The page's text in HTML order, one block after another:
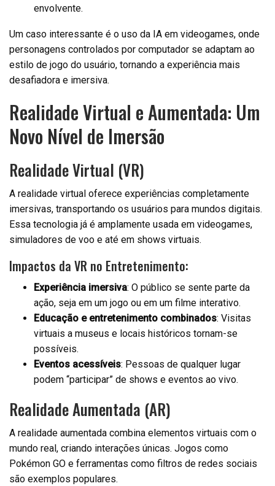
envolvente.
Um caso interessante é o uso da IA em videogames, onde
personagens controlados por computador se adaptam ao
estilo de jogo do usuário, tornando a experiência mais
desafiadora e imersiva.
Realidade Virtual e Aumentada: Um
Novo Nível de Imersão
Realidade Virtual (VR)
A realidade virtual oferece experiências completamente
imersivas, transportando os usuários para mundos digitais.
Essa tecnologia já é amplamente usada em videogames,
simuladores de voo e até em shows virtuais.
Impactos da VR no Entretenimento:
Experiência imersiva: O público se sente parte da
ação, seja em um jogo ou em um filme interativo.
Educação e entretenimento combinados: Visitas
virtuais a museus e locais históricos tornam-se
possíveis.
Eventos acessíveis: Pessoas de qualquer lugar
podem “participar” de shows e eventos ao vivo.
Realidade Aumentada (AR)
A realidade aumentada combina elementos virtuais com o
mundo real, criando interações únicas. Jogos como
Pokémon GO e ferramentas como filtros de redes sociais
são exemplos populares.